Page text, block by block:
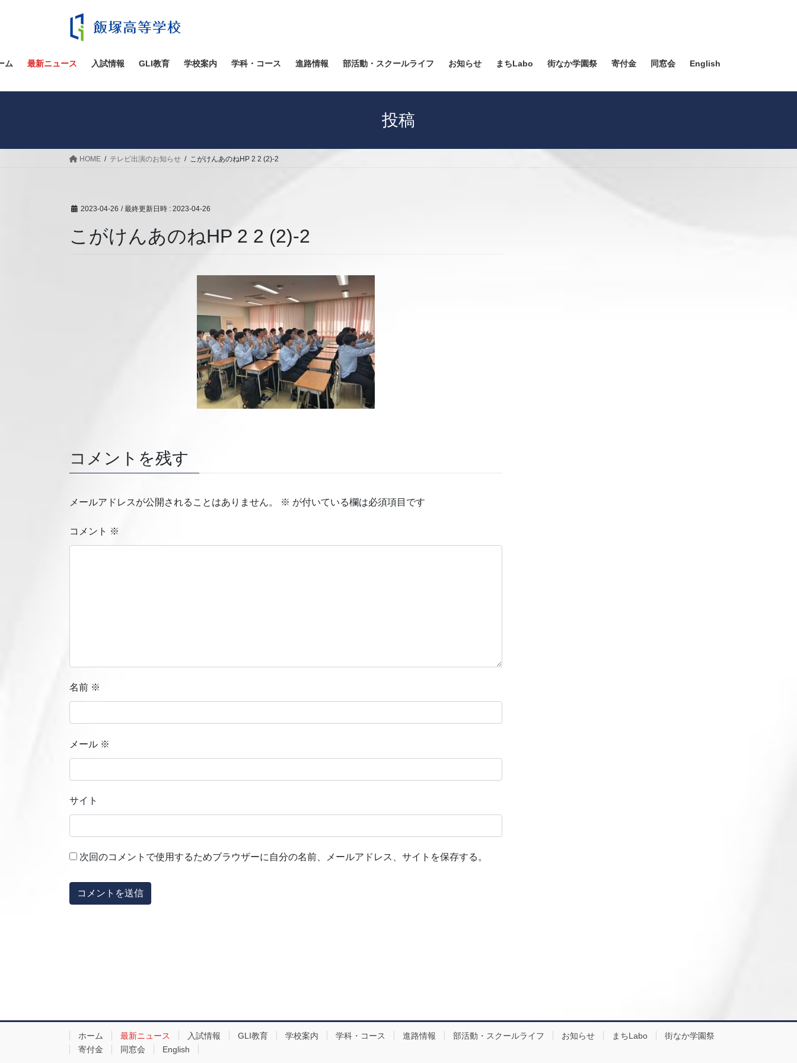
ツ
ス
シ
ン
ム 最新ニュース 入試情報 GLI教育 学校案内 学科・コース 進路情報 部活動・スクールライフ お知らせ まちLabo 街なか学園祭 寄付金 同窓会 English
投稿
HOME テレビ出演のお知らせ こがけんあのねHP 2 2 (2)-2
2023-04-26 / 最終更新日時 : 2023-04-26
こがけんあのねHP 2 2 (2)-2
コメントを残す
メールアドレスが公開されることはありません。 ※ が付いている欄は必須項目です
コメント ※
名前 ※
メール ※
サイト
次回のコメントで使用するためブラウザーに自分の名前、メールアドレス、サイトを保存する。
ホーム 最新ニュース 入試情報 GLI教育 学校案内 学科・コース 進路情報 部活動・スクールライフ お知らせ まちLabo
街なか学園祭
寄付金
同窓会 English